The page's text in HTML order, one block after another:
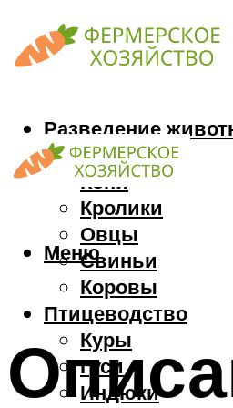
Разведение
Козы
Кони
Кролики
Овцы
Свиньи
Коровы
Птицеводство
Куры
Гуси
Индюки
Меню